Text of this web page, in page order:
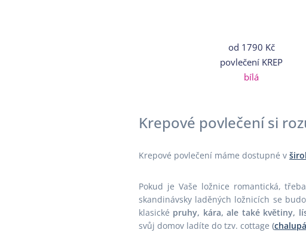
od 1790 Kč
povlečení KREP
bílá
Krepové povlečení si
Krepové povlečení máme dostupné v
Pokud je Vaše ložnice romantická,
skandinávsky laděných ložnicích se
klasické pruhy, kára, ale také květiny,
svůj domov ladíte do tzv. cottage (